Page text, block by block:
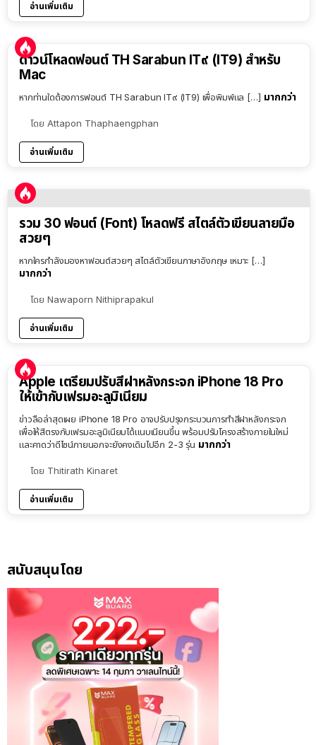
อ่านเพิ่มเติม
ดาวน์โหลดฟอนต์ TH Sarabun IT๙ (IT9) สำหรับ
Mac
หากท่านใดต้องการฟอนต์ TH Sarabun IT๙ (IT9) เพื่อพิมพ์แล […] มากกว่า
โดย Attapon Thaphaengphan
อ่านเพิ่มเติม
รวม 30 ฟอนต์ (Font) โหลดฟรี สไตล์ตัวเขียนลายมือ
สวยๆ
หากใครกำลังมองหาฟอนต์สวยๆ สไตล์ตัวเขียนภาษาอังกฤษ เหมาะ […]
มากกว่า
โดย Nawaporn Nithiprapakul
อ่านเพิ่มเติม
Apple เตรียมปรับสีฝาหลังกระจก iPhone 18 Pro
ให้เข้ากับเฟรมอะลูมิเนียม
ข่าวลือล่าสุดเผย iPhone 18 Pro อาจปรับปรุงกระบวนการทำสีฝาหลังกระจก
เพื่อให้สีตรงกับเฟรมอะลูมิเนียมได้แนบเนียนขึ้น พร้อมปรับโครงสร้างภายในใหม่
และคาดว่าดีไซน์ภายนอกจะยังคงเดิมไปอีก 2-3 รุ่น มากกว่า
โดย Thitirath Kinaret
อ่านเพิ่มเติม
สนับสนุนโดย